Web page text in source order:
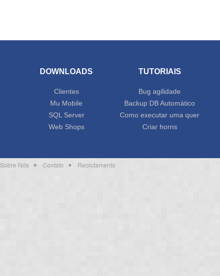
DOWNLOADS
Clientes
Mu Mobile
SQL Server
Web Shops
TUTORIAIS
Bug agilidade
Backup DB Automático
Como executar uma quer
Criar horns
Sobre-Nós Contato Recrutamento